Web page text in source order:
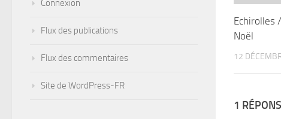
Echirolles
Noël
12
1
Connexion
Flux des publications
Flux des commentaires
Site de WordPress-FR